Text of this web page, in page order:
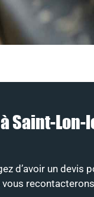
Saint-
d’avoir un devis